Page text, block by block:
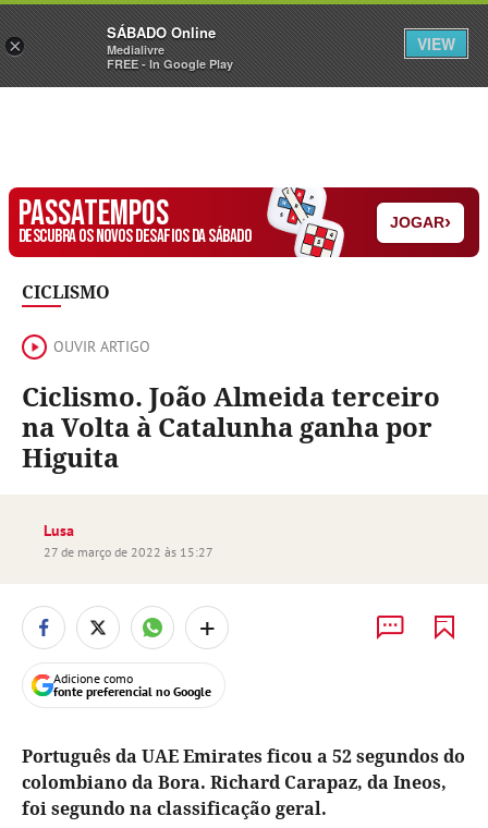
Sábado Assine Iniciar Sessão
PASSATEMPOS
DESCUBRA OS NOVOS DESAFIOS DA SÁBADO
JOGAR›
CICLISMO
OUVIR ARTIGO
Ciclismo. João Almeida terceiro
na Volta à Catalunha ganha por
Higuita
Lusa
27 de março de 2022 às 15:27
+
Adicione como
fonte preferencial no Google
Português da UAE Emirates ficou a 52 segundos do
colombiano da Bora. Richard Carapaz, da Ineos,
foi segundo na classificação geral.
×
SÁBADO Online
Medialivre
FREE - In Google Play
VIEW